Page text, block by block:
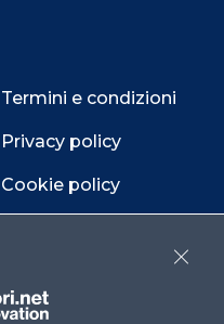
Termini e condizioni
Privacy policy
Cookie policy
accessibilità